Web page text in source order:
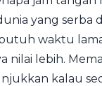
yang serba
butuh waktu
nilai lebih.
kalau